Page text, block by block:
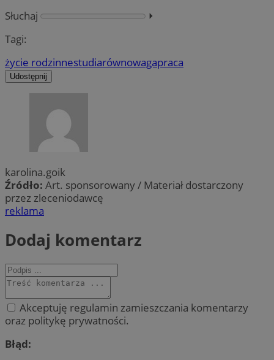
Słuchaj
⏵︎
Tagi:
życie rodzinnestudiarównowagapraca
Udostępnij
karolina.goik
Źródło: Art. sponsorowany / Materiał dostarczony
przez zleceniodawcę
reklama
Dodaj komentarz
Akceptuję regulamin zamieszczania komentarzy
oraz politykę prywatności.
Błąd: